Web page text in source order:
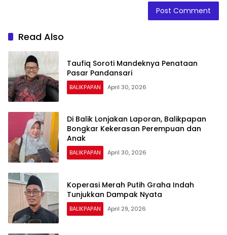
Read Also
Taufiq Soroti Mandeknya Penataan
Pasar Pandansari
BALIKPAPAN April 30, 2026
Di Balik Lonjakan Laporan, Balikpapan
Bongkar Kekerasan Perempuan dan
Anak
BALIKPAPAN April 30, 2026
Koperasi Merah Putih Graha Indah
Tunjukkan Dampak Nyata
BALIKPAPAN April 29, 2026